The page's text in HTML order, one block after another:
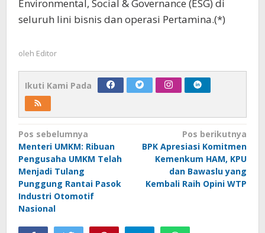
Environmental, Social & Governance (ESG) di
seluruh lini bisnis dan operasi Pertamina.(*)
oleh Editor
Ikuti Kami Pada
Navigasi
pos
Pos sebelumnya
Menteri UMKM: Ribuan
Pengusaha UMKM Telah
Menjadi Tulang
Punggung Rantai Pasok
Industri Otomotif
Nasional
Pos berikutnya
BPK Apresiasi Komitmen
Kemenkum HAM, KPU
dan Bawaslu yang
Kembali Raih Opini WTP